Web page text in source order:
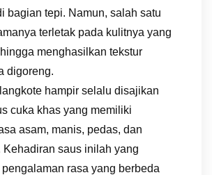
bagian tepi. Namun, salah satu
terletak pada kulitnya yang
menghasilkan tekstur
digoreng.
hampir selalu disajikan
cuka khas yang memiliki
asam, manis, pedas, dan
Kehadiran saus inilah yang
rasa yang berbeda